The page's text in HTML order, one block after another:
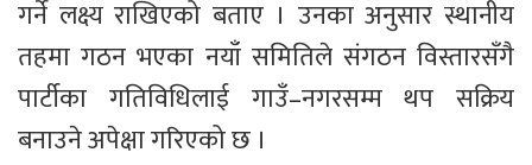
गर्ने लक्ष्य राखिएको बताए । उनका अनुसार स्थानीय
तहमा गठन भएका नयाँ समितिले संगठन विस्तारसँगै
पार्टीका गतिविधिलाई गाउँ–नगरसम्म थप सक्रिय
बनाउने अपेक्षा गरिएको छ ।